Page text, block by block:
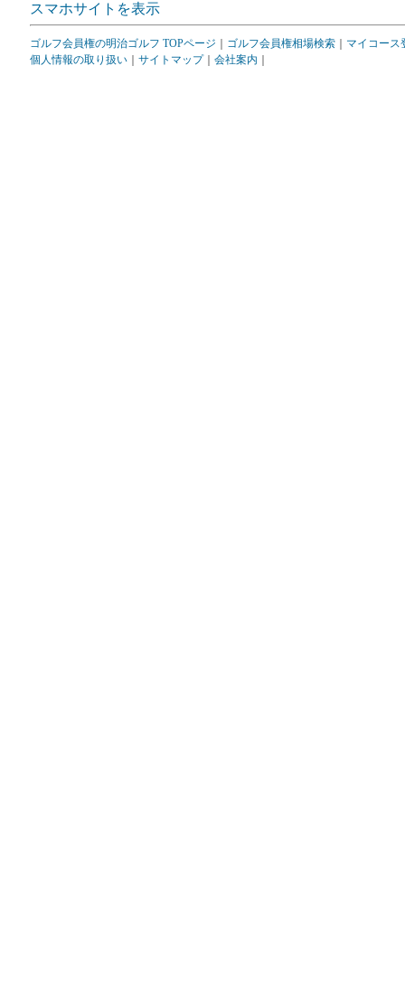
スマホサイトを表示
ゴルフ会員権の明治ゴルフ TOPページ ゴルフ会員権相場検索
マイコース
個人情報の取り扱い
サイトマップ｜ 会社案内